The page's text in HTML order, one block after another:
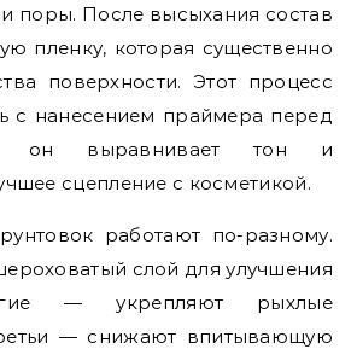
поры. После высыхания состав
пленку, которая существенно
поверхности. Этот процесс
с нанесением праймера перед
он выравнивает тон и
сцепление с косметикой.
работают по-разному.
слой для улучшения
— укрепляют рыхлые
— снижают впитывающую